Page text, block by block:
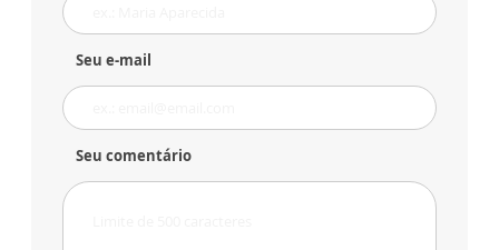
Seu e-mail
Seu comentário